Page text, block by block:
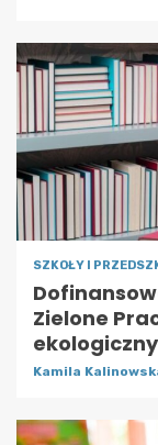
SZKOŁY I
Zielone
Kamila